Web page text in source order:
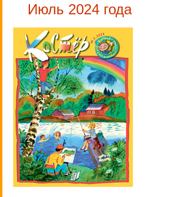
Июль 2024 года